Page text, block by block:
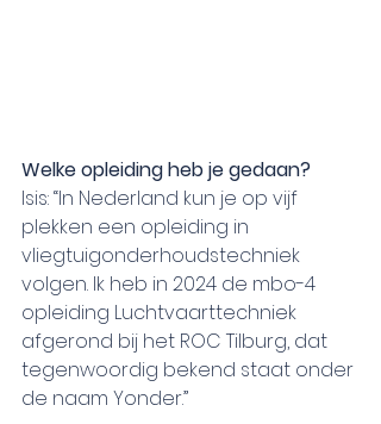
Welke opleiding heb je gedaan?
Isis: “In Nederland kun je op vijf
plekken een opleiding in
vliegtuigonderhoudstechniek
volgen. Ik heb in 2024 de mbo-4
opleiding Luchtvaarttechniek
afgerond bij het ROC Tilburg, dat
tegenwoordig bekend staat onder
de naam Yonder.”